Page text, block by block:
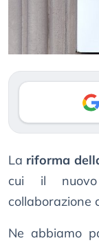
La riforma
cui il
collaborazione
Ne abbiamo